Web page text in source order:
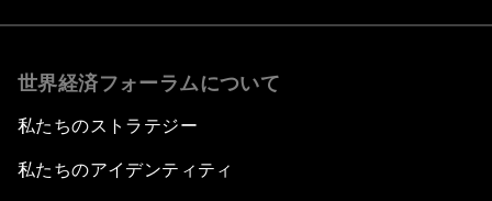
世界経済フォーラムについて
私たちのストラテジー
私たちのアイデンティティ